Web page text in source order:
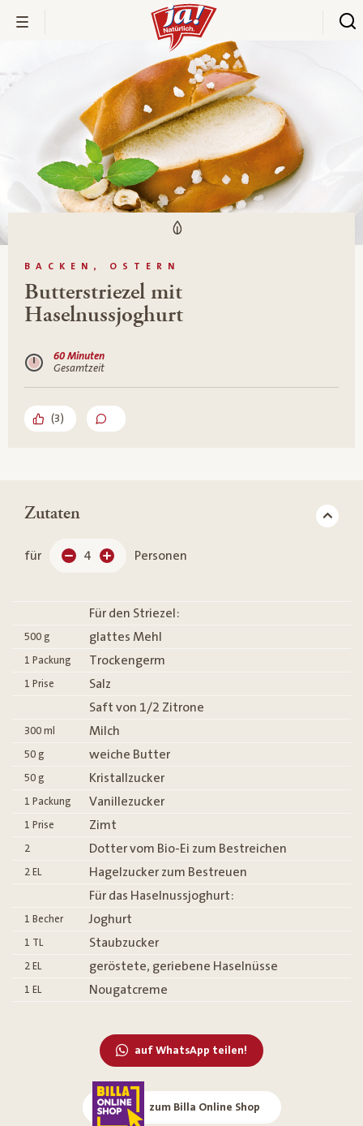
BACKEN, OSTERN
Butterstriezel mit
Haselnussjoghurt
60 Minuten
Gesamtzeit
(3)
Zutaten
für 4 Personen
Für den Striezel:
500 g glattes Mehl
1 Packung Trockengerm
1 Prise
Salz
Saft von 1/2 Zitrone
300 ml Milch
50 g weiche Butter
50 g Kristallzucker
1 Packung Vanillezucker
1 Prise Zimt
2 Dotter vom Bio-Ei zum Bestreichen
2 EL
Hagelzucker zum Bestreuen
Für das Haselnussjoghurt:
1 Becher Joghurt
1 TL Staubzucker
2 EL geröstete, geriebene Haselnüsse
1 EL Nougatcreme
auf WhatsApp teilen!
zum Billa Online Shop